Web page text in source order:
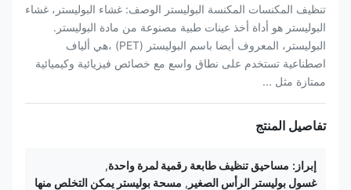
تنظيف المكنسات المكنسة البوليستر الوصف: غشاء البوليستر، غشاء
البوليستر هو أداة أخذ عينات طبية مصنوعة من مادة البوليستر.
البوليستر، المعروف أيضا باسم البوليستر (PET) ،هي ألياف
اصطناعية تستخدم على نطاق واسع مع خصائص فيزيائية وكيميائية
ممتازة مثل ...
تفاصيل المنتج
إبراز: مساحيق تنظيف طابعة رقمية لمرة واحدة,
غسول بوليستر الرأس الصغير , مسحة بوليستر يمكن التخلص منها